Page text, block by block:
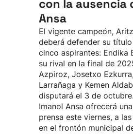
con la ausencia
Ansa
El vigente campeón,
deberá defender su
cinco aspirantes: Endika
su rival en la final de
Azpiroz, Josetxo
Larrañaga y Kemen
disputará el 3 de
Imanol Ansa ofrecerá
prensa este viernes, a
en el frontón municipal